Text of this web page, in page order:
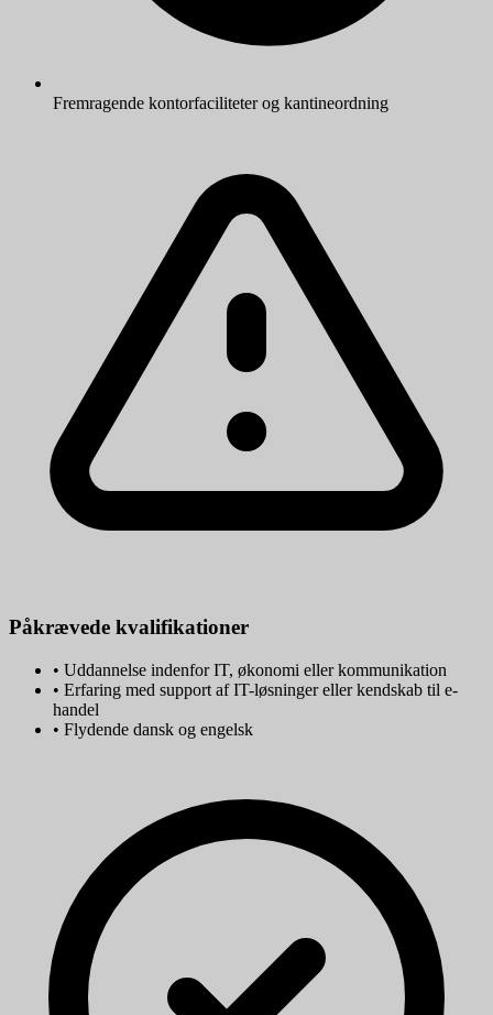
Fremragende kontorfaciliteter og kantineordning
Påkrævede kvalifikationer
• Uddannelse indenfor IT, økonomi eller kommunikation
• Erfaring med support af IT-løsninger eller kendskab til e-
handel
• Flydende dansk og engelsk